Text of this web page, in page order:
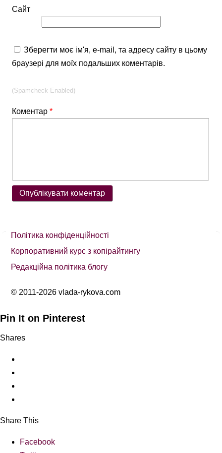
Коментар*
Сайт
Зберегти моє ім'я, e-mail, та адресу сайту в цьому
браузері для моїх подальших коментарів.
(Spamcheck Enabled)
Політика конфіденційності
Корпоративний курс з копірайтингу
Редакційна політика блогу
© 2011-2026 vlada-rykova.com
Pin It on Pinterest
Shares
Share This
Facebook